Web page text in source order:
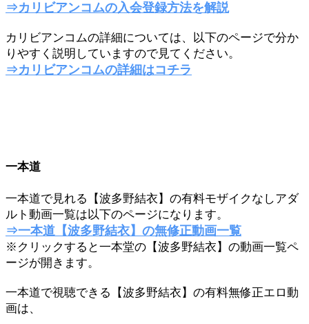
⇒カリビアンコムの入会登録方法を解説
カリビアンコムの詳細については、以下のページで分か
りやすく説明していますので見てください。
⇒カリビアンコムの詳細はコチラ
一本道
一本道で見れる【波多野結衣】の有料モザイクなしアダ
ルト動画一覧は以下のページになります。
⇒一本道【波多野結衣】の無修正動画一覧
※クリックすると一本堂の【波多野結衣】の動画一覧ペ
ージが開きます。
一本道で視聴できる【波多野結衣】の有料無修正エロ動
画は、